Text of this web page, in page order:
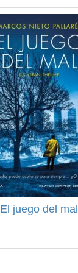
El juego del mal